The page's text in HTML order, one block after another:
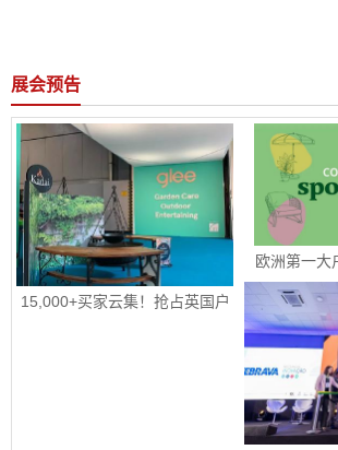
展会预告
15,000+买家云集！抢占英国户
欧洲第一大
隆国际园艺
品展
定档2027